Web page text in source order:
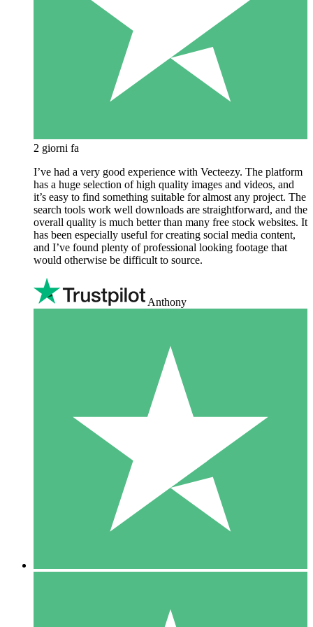
2 giorni fa
I’ve had a very good experience with Vecteezy. The platform
has a huge selection of high quality images and videos, and
it’s easy to find something suitable for almost any project. The
search tools work well downloads are straightforward, and the
overall quality is much better than many free stock websites. It
has been especially useful for creating social media content,
and I’ve found plenty of professional looking footage that
would otherwise be difficult to source.
Anthony